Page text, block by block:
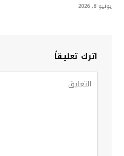
يونيو 8, 2026
اترك تعليقاً